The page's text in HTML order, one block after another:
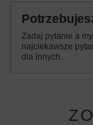
Zadaj pytanie a
najciekawsze
dla innych.